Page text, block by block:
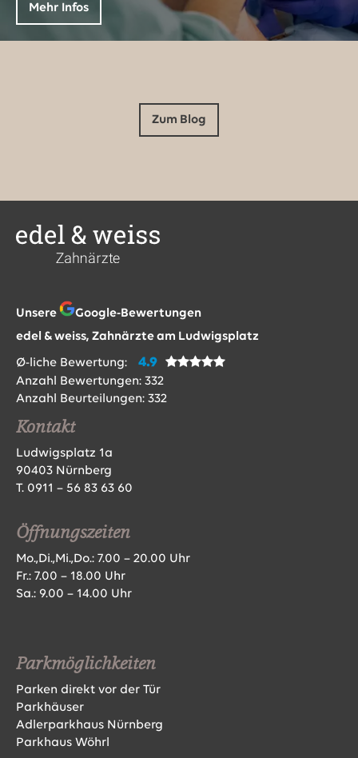
Mehr Infos
Zum Blog
Unsere
Google-Bewertungen
edel & weiss, Zahnärzte am Ludwigsplatz
Ø-liche Bewertung: 4.9
Anzahl Bewertungen: 332
Anzahl Beurteilungen: 332
Kontakt
Ludwigsplatz 1a
90403 Nürnberg
T. 0911 – 56 83 63 60
Öffnungszeiten
Mo.,Di.,Mi.,Do.: 7.00 – 20.00 Uhr
Fr.: 7.00 – 18.00 Uhr
Sa.: 9.00 – 14.00 Uhr
Parkmöglichkeiten
Parken direkt vor der Tür
Parkhäuser
Adlerparkhaus Nürnberg
Parkhaus Wöhrl